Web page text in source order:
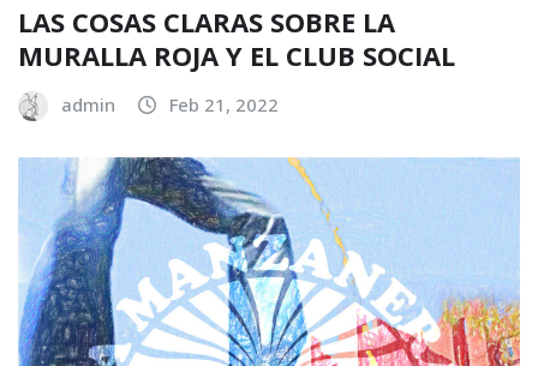
LAS COSAS CLARAS SOBRE LA
MURALLA ROJA Y EL CLUB SOCIAL
admin Feb 21, 2022